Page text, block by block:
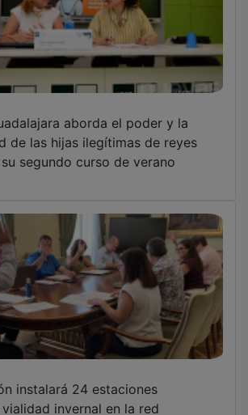
instalará 24 estaciones
invernal en la red
la Alcarria: Hablamos de
cine de verano con Wilder
Supergirl